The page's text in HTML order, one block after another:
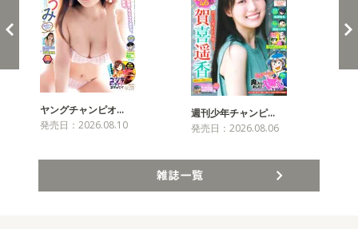
ヤングチャンピオ…
発売日：2026.08.10
週刊少年チャンピ…
発売日：2026.08.06